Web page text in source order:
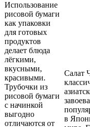
Использование
рисовой бумаги
как упаковки
для готовых
продуктов
делает блюда
лёгкими,
вкусными,
красивыми.
Трубочки из
рисовой бумаги
с начинкой
выгодно
отличаются от
Салат
в